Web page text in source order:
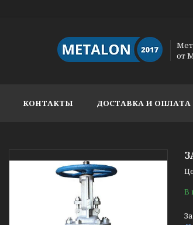
от
КОНТАКТЫ ДОСТАВКА И ОПЛАТА
В